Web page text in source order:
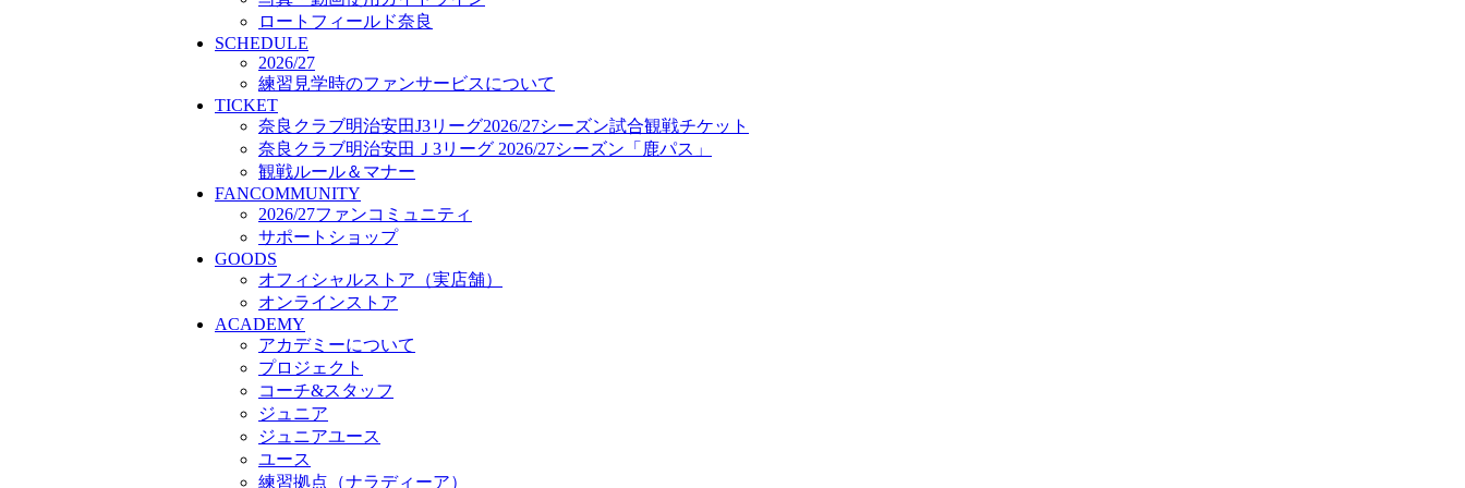
プロジェクト
コーチ&スタッフ
ジュニア
ジュニアユース
ユース
練習拠点（ナラディーア）
SCHOOL
CLUB
2026/27 パートナー企業
パートナー募集
クラブ理念
クラブ情報
サステナビリティ
Web制作支援
応援プロジェクト
ロートフィールド奈良
SCHEDULE
2026/27
練習見学時のファンサービスについて
TICKET
奈良クラブ明治安田J3リーグ2026/27シーズン試合観戦チケット
奈良クラブ明治安田Ｊ3リーグ 2026/27シーズン「鹿パス」
観戦ルール＆マナー
FANCOMMUNITY
2026/27ファンコミュニティ
サポートショップ
GOODS
オフィシャルストア（実店舗）
オンラインストア
ACADEMY
アカデミーについて
プロジェクト
コーチ&スタッフ
ジュニア
ジュニアユース
ユース
練習拠点（ナラディーア）